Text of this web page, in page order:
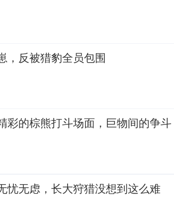
，反被猎豹全员包围
彩的棕熊打斗场面，巨物间的争斗
忧无虑，长大狩猎没想到这么难